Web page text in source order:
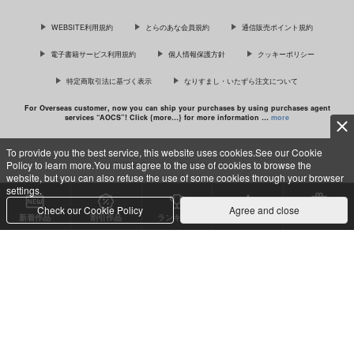
To provide you the best service, this website uses cookies.See our Cookie
Policy to learn more.You must agree to the use of cookies to browse the
website, but you can also refuse the use of some cookies through your browser
settings.
Check our Cookie Policy
Agree and close
イラスト集 モノクロSIDE 2」
WEBSITE利用規約 とらのあな会員規約 通信販売ポイント規約
電子書籍サービス利用規約 個人情報保護方針 クッキーポリシー
特定商取引法に基づく表示 なりすまし・いたずら注文について
For Overseas customer, now you can ship your purchases by using purchases agent
services “AOCS”! Click {more…} for more information … more
c TORANOANA Inc, All Rights Reserved.
新着作品 割引作品 ランキング 専売同人